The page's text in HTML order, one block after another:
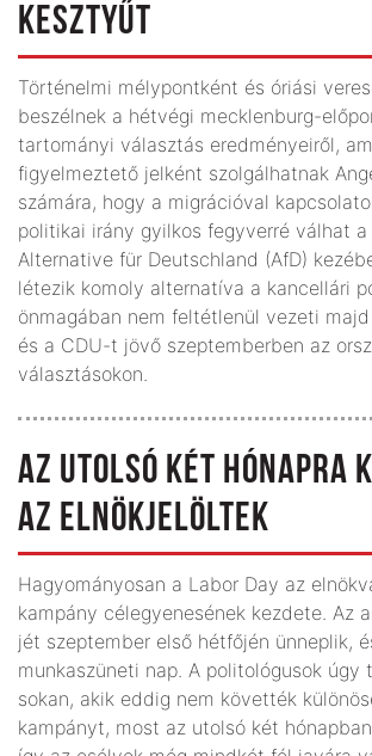
KESZTYŰT
Történelmi mélypontként és óriási
beszélnek a hétvégi mecklenburg-
tartományi választás eredményeiről,
figyelmeztető jelként szolgálhatnak
számára, hogy a migrációval
politikai irány gyilkos fegyverré válhat a
Alternative für Deutschland (AfD)
létezik komoly alternatíva a kancellári
önmagában nem feltétlenül vezeti
és a CDU-t jövő szeptemberben az
választásokon.
AZ UTOLSÓ KÉT HÓNAPRA
AZ ELNÖKJELÖLTEK
Hagyományosan a Labor Day az
kampány célegyenesének kezdete. Az
jét szeptember első hétfőjén ünneplik,
munkaszüneti nap. A politológusok úgy
sokan, akik eddig nem követték
kampányt, most az utolsó két